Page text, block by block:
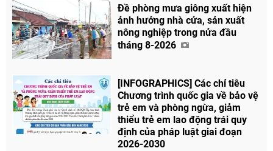
Đề phòng mưa giông xuất hiện
ảnh hưởng nhà cửa, sản xuất
nông nghiệp trong nửa đầu
tháng 8-2026
[INFOGRAPHICS] Các chỉ tiêu
Chương trình quốc gia về bảo vệ
trẻ em và phòng ngừa, giảm
thiểu trẻ em lao động trái quy
định của pháp luật giai đoạn
2026-2030